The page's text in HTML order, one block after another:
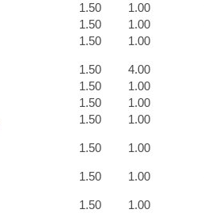
1.50 1.00
1.50 1.00
1.50 1.00
1.50 4.00
1.50 1.00
1.50 1.00
1.50 1.00
1.50 1.00
1.50 1.00
1.50 1.00